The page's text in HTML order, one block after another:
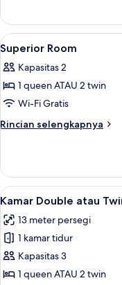
Classic
Double
Room
Lihat
semua
foto
untuk
Superior
Room
5
Superior Room
Kapasitas 2
1 queen ATAU 2 twin
Wi-Fi Gratis
Rincian selengkapnya
Rincian
Superior
Room
Lihat
semua
foto
untuk
Kamar
Double
5
Kamar Double atau
13 meter persegi
1 kamar tidur
Kapasitas 3
1 queen ATAU 2 twin